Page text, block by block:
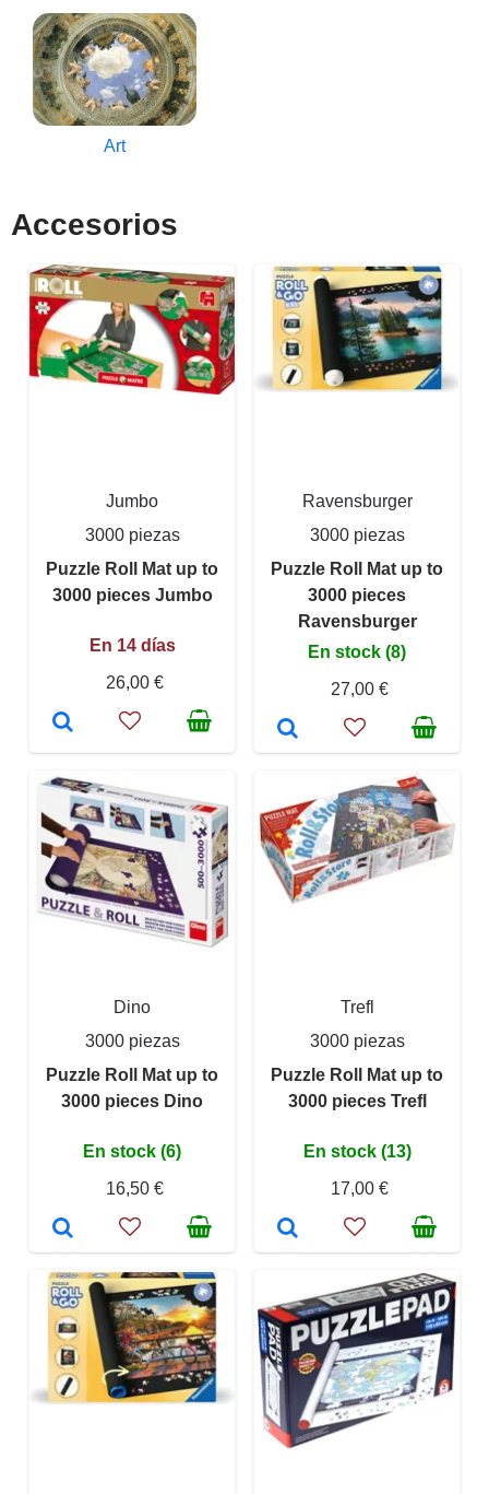
Art
Accesorios
Jumbo
3000 piezas
Puzzle Roll Mat up to
3000 pieces Jumbo
En 14 días
26,00 €
Ravensburger
3000 piezas
Puzzle Roll Mat up to
3000 pieces
Ravensburger
En stock (8)
27,00 €
Dino
3000 piezas
Puzzle Roll Mat up to
3000 pieces Dino
En stock (6)
16,50 €
Trefl
3000 piezas
Puzzle Roll Mat up to
3000 pieces Trefl
En stock (13)
17,00 €